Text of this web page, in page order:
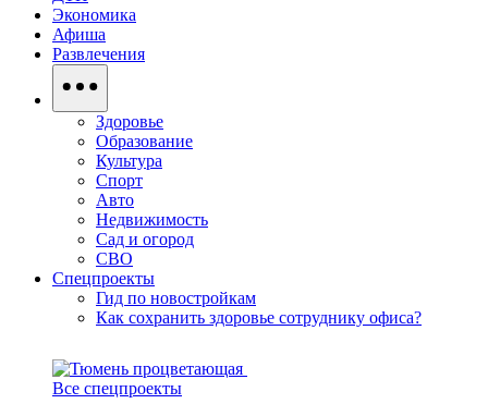
Экономика
Афиша
Развлечения
Здоровье
Образование
Культура
Спорт
Авто
Недвижимость
Сад и огород
СВО
Спецпроекты
Гид по новостройкам
Как сохранить здоровье сотруднику офиса?
Все спецпроекты